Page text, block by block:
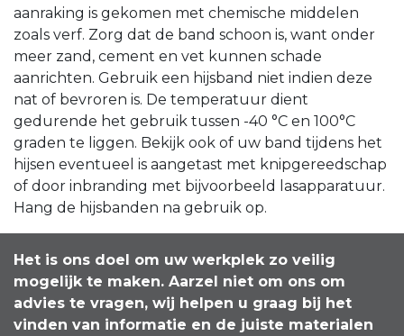
aanraking is gekomen met chemische middelen
zoals verf. Zorg dat de band schoon is, want onder
meer zand, cement en vet kunnen schade
aanrichten. Gebruik een hijsband niet indien deze
nat of bevroren is. De temperatuur dient
gedurende het gebruik tussen -40 °C en 100°C
graden te liggen. Bekijk ook of uw band tijdens het
hijsen eventueel is aangetast met knipgereedschap
of door inbranding met bijvoorbeeld lasapparatuur.
Hang de hijsbanden na gebruik op.
Het is ons doel om uw werkplek zo veilig
mogelijk te maken. Aarzel niet om ons om
advies te vragen, wij helpen u graag bij het
vinden van informatie en de juiste materialen